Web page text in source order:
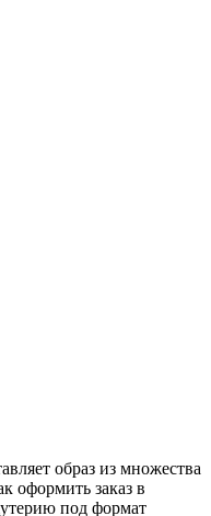
образ из множества
оформить заказ в
под формат